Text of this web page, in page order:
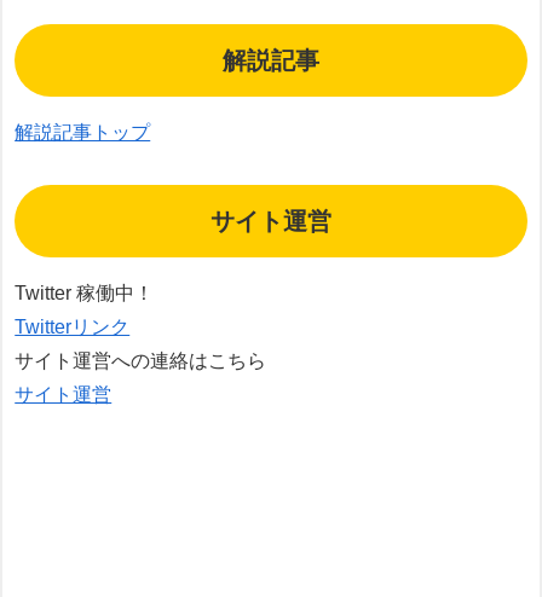
解説記事
解説記事トップ
サイト運営
Twitter 稼働中！
Twitterリンク
サイト運営への連絡はこちら
サイト運営